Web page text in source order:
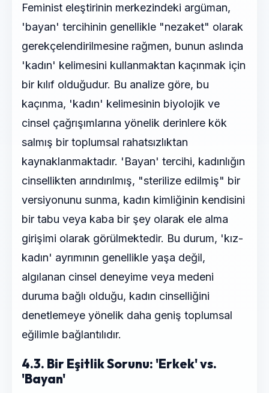
Feminist eleştirinin merkezindeki argüman,
'bayan' tercihinin genellikle "nezaket" olarak
gerekçelendirilmesine rağmen, bunun aslında
'kadın' kelimesini kullanmaktan kaçınmak için
bir kılıf olduğudur. Bu analize göre, bu
kaçınma, 'kadın' kelimesinin biyolojik ve
cinsel çağrışımlarına yönelik derinlere kök
salmış bir toplumsal rahatsızlıktan
kaynaklanmaktadır. 'Bayan' tercihi, kadınlığın
cinsellikten arındırılmış, "sterilize edilmiş" bir
versiyonunu sunma, kadın kimliğinin kendisini
bir tabu veya kaba bir şey olarak ele alma
girişimi olarak görülmektedir. Bu durum, 'kız-
kadın' ayrımının genellikle yaşa değil,
algılanan cinsel deneyime veya medeni
duruma bağlı olduğu, kadın cinselliğini
denetlemeye yönelik daha geniş toplumsal
eğilimle bağlantılıdır.
4.3. Bir Eşitlik Sorunu: 'Erkek' vs.
'Bayan'